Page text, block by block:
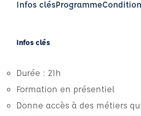
Infos clésProgramme
Infos clés
Durée : 21h
Formation en présentiel
Donne accès à des métiers